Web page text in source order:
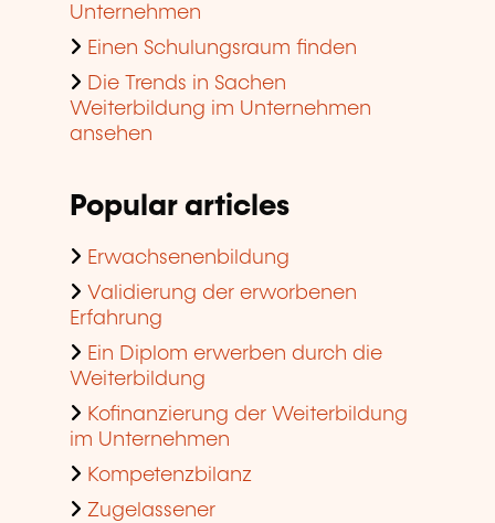
Unternehmen
Einen Schulungsraum finden
Die Trends in Sachen
Weiterbildung im Unternehmen
ansehen
Popular articles
Erwachsenenbildung
Validierung der erworbenen
Erfahrung
Ein Diplom erwerben durch die
Weiterbildung
Kofinanzierung der Weiterbildung
im Unternehmen
Kompetenzbilanz
Zugelassener